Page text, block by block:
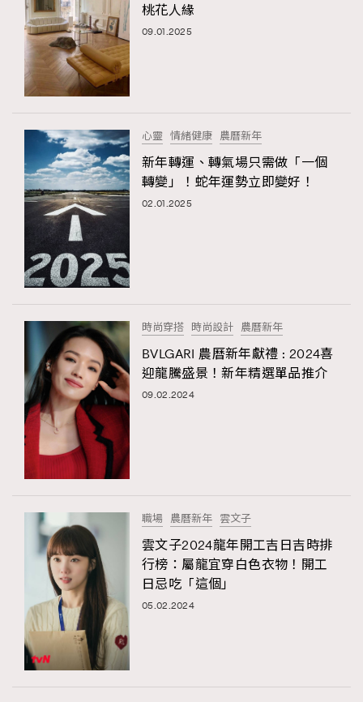
桃花人緣
09.01.2025
心靈 情緒健康 農曆新年
新年轉運、轉氣場只需做「一個
轉變」！蛇年運勢立即變好！
02.01.2025
時尚穿搭 時尚設計 農曆新年
BVLGARI 農曆新年獻禮 : 2024喜
迎龍騰盛景！新年精選單品推介
09.02.2024
職場 農曆新年 雲文子
雲文子2024龍年開工吉日吉時排
行榜：屬龍宜穿白色衣物！開工
日忌吃「這個」
05.02.2024